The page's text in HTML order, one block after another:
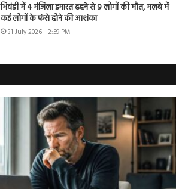
भिवंडी में 4 मंजिला इमारत ढहने से 9 लोगों की मौत, मलबे में
कई लोगों के फंसे होने की आशंका
31 July 2026 - 2:59 PM